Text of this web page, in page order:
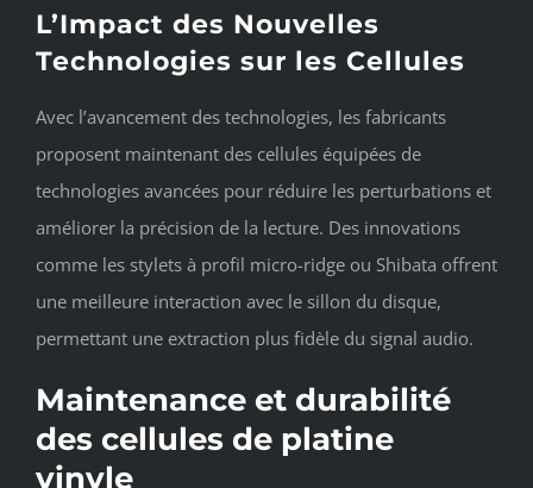
L’Impact des Nouvelles
Technologies sur les Cellules
Avec l’avancement des technologies, les fabricants
proposent maintenant des cellules équipées de
technologies avancées pour réduire les perturbations et
améliorer la précision de la lecture. Des innovations
comme les stylets à profil micro-ridge ou Shibata offrent
une meilleure interaction avec le sillon du disque,
permettant une extraction plus fidèle du signal audio.
Maintenance et durabilité
des cellules de platine
vinyle